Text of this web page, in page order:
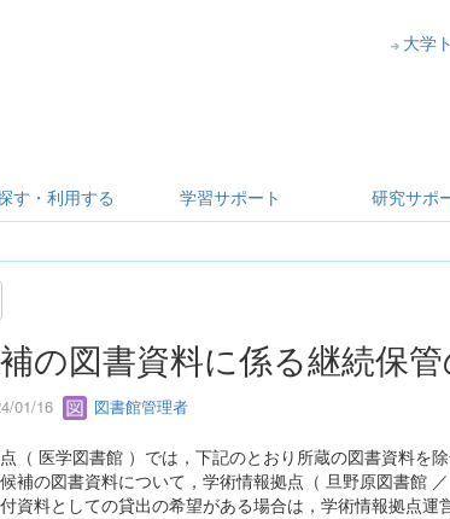
大学
す・利用する 学習サポート 研究サポ
の図書資料に係る継続保
01/16 図書館管理者
（ 医学図書館 ）では，下記のとおり所蔵の図書資料を除
補の図書資料について，学術情報拠点（ 旦野原図書館
資料としての貸出の希望がある場合は，学術情報拠点運